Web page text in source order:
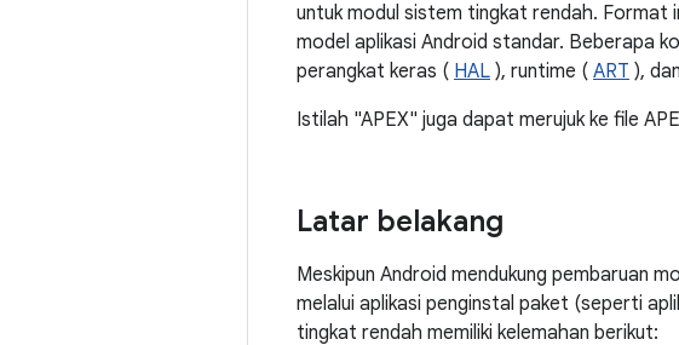
untuk modul sistem tingkat rendah. Format
model aplikasi Android standar. Beberapa
perangkat keras ( HAL ), runtime ( ART ),
Istilah "APEX" juga dapat merujuk ke file
Latar belakang
Meskipun Android mendukung pembaruan
melalui aplikasi penginstal paket (seperti
tingkat rendah memiliki kelemahan berikut: